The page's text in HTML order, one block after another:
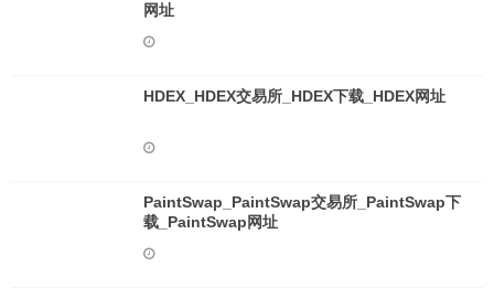
网址
HDEX_HDEX交易所_HDEX下载_HDEX网址
PaintSwap_PaintSwap交易所_PaintSwap下
载_PaintSwap网址